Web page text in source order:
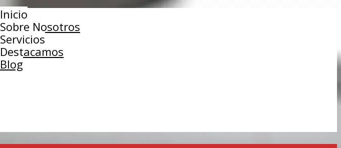
Inicio
Sobre Nosotros
Servicios
Destacamos
Blog